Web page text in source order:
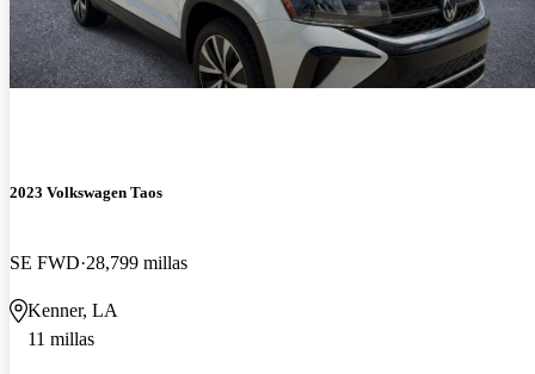
2023 Volkswagen Taos
SE FWD 28,799 millas
Kenner, LA
11 millas